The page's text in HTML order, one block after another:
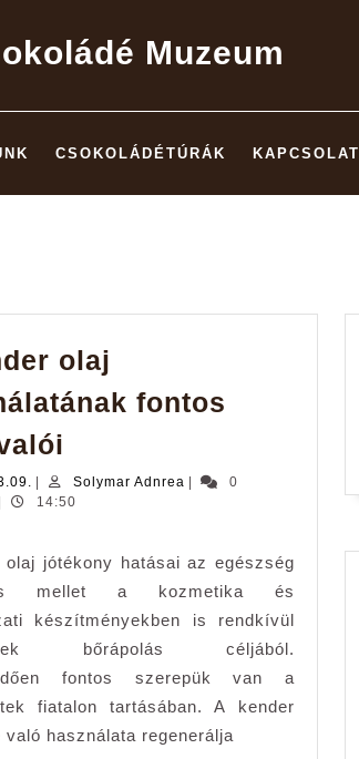
Muzeum
CSOKOLÁDÉTÚRÁK KAPCSOLAT
olaj
fontos
kender
olaj
fontos
tudnivalói
2023.03.09.
Solymar Adnrea Solymar
0
14:50
olaj jótékony hatásai az egészség
mellet a kozmetika és
készítményekben is rendkívül
bőrápolás céljából.
fontos szerepük van a
fiatalon tartásában. A kender
való használata regenerálja